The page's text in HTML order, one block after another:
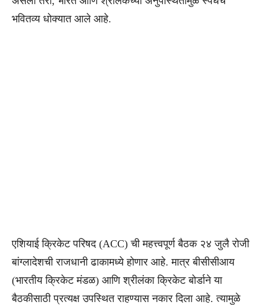
भवितव्य धोक्यात आले आहे.
एशियाई क्रिकेट परिषद (ACC) ची महत्त्वपूर्ण बैठक २४ जुलै रोजी
बांग्लादेशची राजधानी ढाकामध्ये होणार आहे. मात्र बीसीसीआय
(भारतीय क्रिकेट मंडळ) आणि श्रीलंका क्रिकेट बोर्डाने या
बैठकीसाठी प्रत्यक्ष उपस्थित राहण्यास नकार दिला आहे. त्यामुळे